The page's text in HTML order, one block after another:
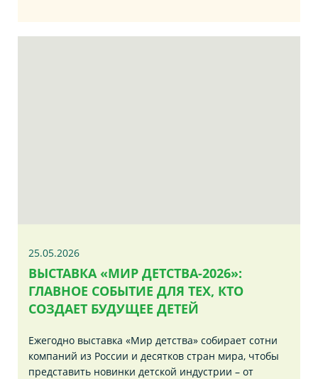
25.05.2026
ВЫСТАВКА «МИР ДЕТСТВА-2026»:
ГЛАВНОЕ СОБЫТИЕ ДЛЯ ТЕХ, КТО
СОЗДАЕТ БУДУЩЕЕ ДЕТЕЙ
Ежегодно выставка «Мир детства» собирает сотни
компаний из России и десятков стран мира, чтобы
представить новинки детской индустрии – от